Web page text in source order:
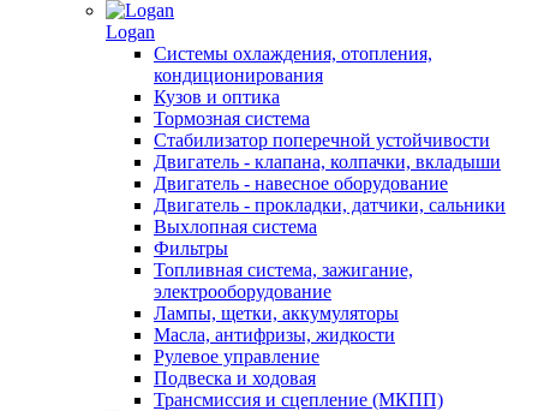
Logan
Системы охлаждения, отопления,
кондиционирования
Кузов и оптика
Тормозная система
Стабилизатор поперечной устойчивости
Двигатель - клапана, колпачки, вкладыши
Двигатель - навесное оборудование
Двигатель - прокладки, датчики, сальники
Выхлопная система
Фильтры
Топливная система, зажигание,
электрооборудование
Лампы, щетки, аккумуляторы
Масла, антифризы, жидкости
Рулевое управление
Подвеска и ходовая
Трансмиссия и сцепление (МКПП)